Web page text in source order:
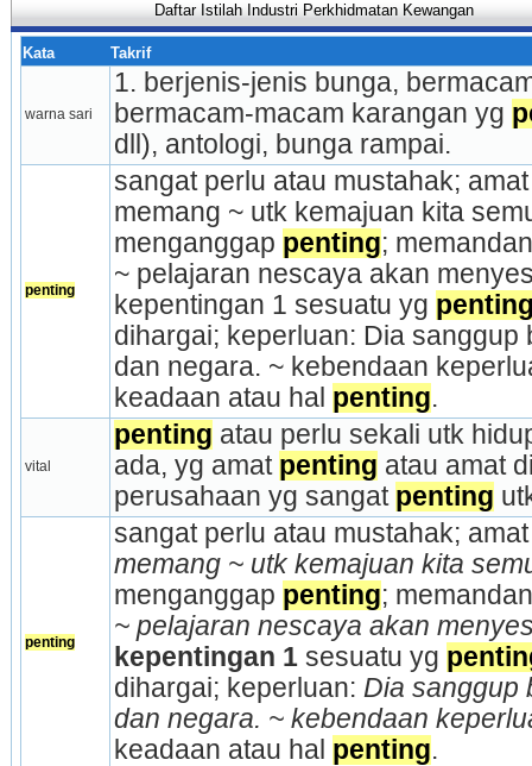
Daftar Istilah Industri Perkhidmatan Kewangan
Kata Takrif
warna sari
1. berjenis-jenis bunga,
bermacam-macam karangan yg
dll), antologi, bunga rampai.
penting
sangat perlu atau mustahak;
memang ~ utk kemajuan kita
menganggap penting;
~ pelajaran nescaya akan
kepentingan 1 sesuatu yg
dihargai; keperluan: Dia sanggup
dan negara. ~ kebendaan
keadaan atau hal penting.
vital
penting atau perlu sekali utk
ada, yg amat penting atau amat
perusahaan yg sangat penting
penting
sangat perlu atau mustahak;
memang ~ utk kemajuan kita
menganggap penting;
~ pelajaran nescaya akan
kepentingan 1 sesuatu yg
dihargai; keperluan: Dia sanggup
dan negara. ~ kebendaan
keadaan atau hal penting.